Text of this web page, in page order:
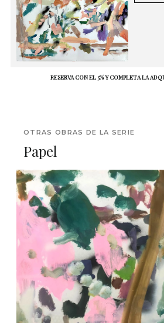
RESERVA CON EL 5% Y COMPLETA LA
OTRAS OBRAS DE LA SERIE
Papel